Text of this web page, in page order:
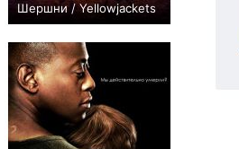
Шершни / Yellowjackets
+321 29 2114